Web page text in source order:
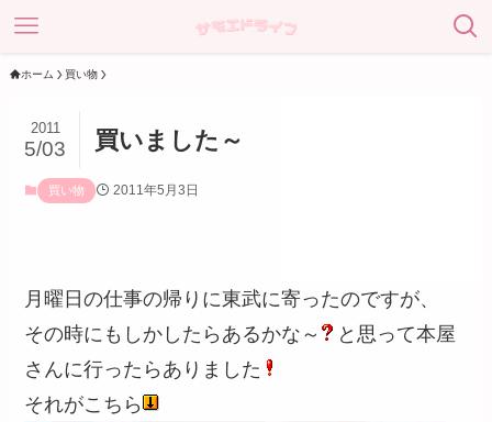
ホーム 買い物
買いました～
2011
5/03
買い物 2011年5月3日
月曜日の仕事の帰りに東武に寄ったのですが、
その時にもしかしたらあるかな～
と思って本屋
さんに行ったらありました
それがこちら